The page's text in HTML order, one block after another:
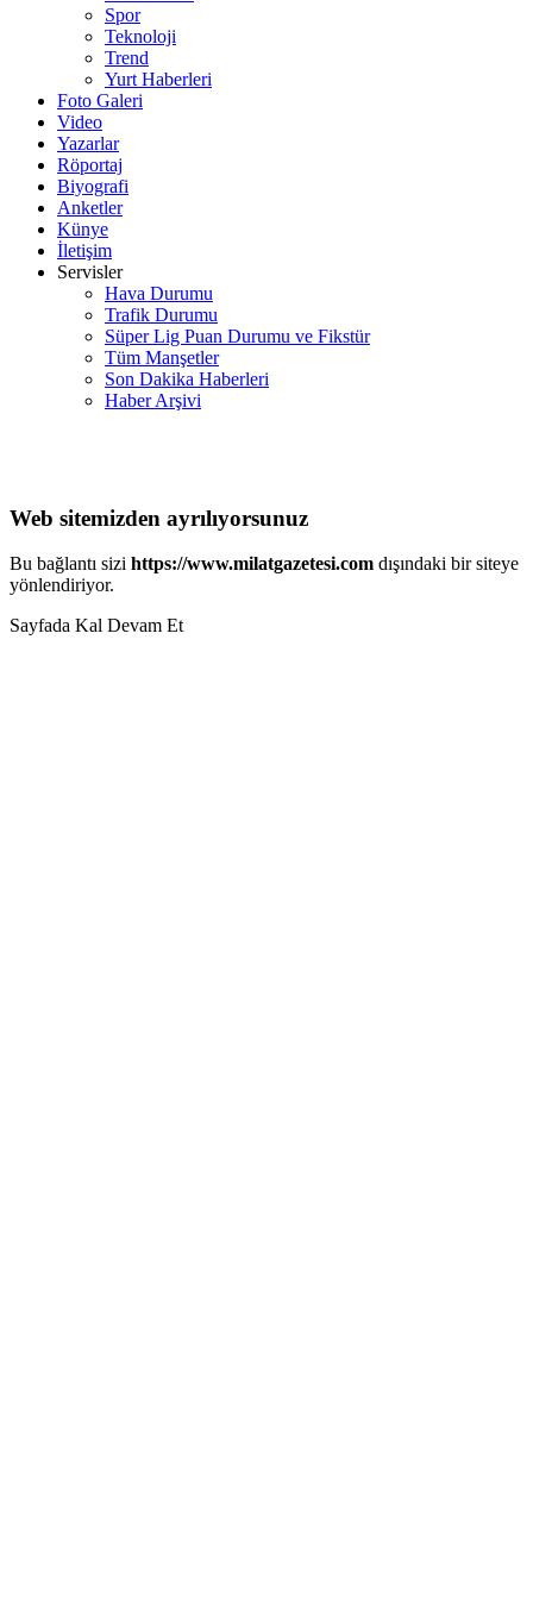
Spor
Teknoloji
Trend
Yurt Haberleri
Foto Galeri
Video
Yazarlar
Röportaj
Biyografi
Anketler
Künye
İletişim
Servisler
Hava Durumu
Trafik Durumu
Süper Lig Puan Durumu ve Fikstür
Tüm Manşetler
Son Dakika Haberleri
Haber Arşivi
Web sitemizden ayrılıyorsunuz
Bu bağlantı sizi https://www.milatgazetesi.com dışındaki bir siteye
yönlendiriyor.
Sayfada Kal Devam Et